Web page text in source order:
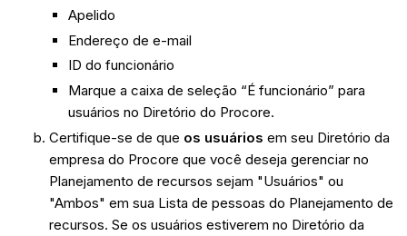
Apelido
Endereço de e-mail
ID do funcionário
Marque a caixa de seleção “É funcionário” para
usuários no Diretório do Procore.
Certifique-se de que os usuários em seu Diretório da
empresa do Procore que você deseja gerenciar no
Planejamento de recursos sejam "Usuários" ou
"Ambos" em sua Lista de pessoas do Planejamento de
recursos. Se os usuários estiverem no Diretório da